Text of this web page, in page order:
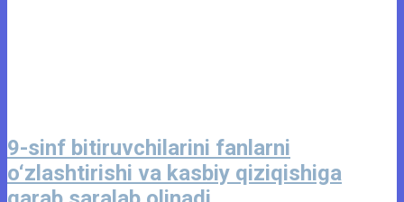
9-sinf bitiruvchilarini fanlarni
o‘zlashtirishi va kasbiy qiziqishiga